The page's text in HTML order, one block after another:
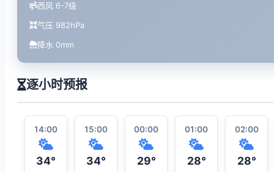
西风 6-7级
气压 982hPa
降水 0mm
逐小时预报
14:00
34°
15:00
34°
00:00
29°
01:00
28°
02:00
28°